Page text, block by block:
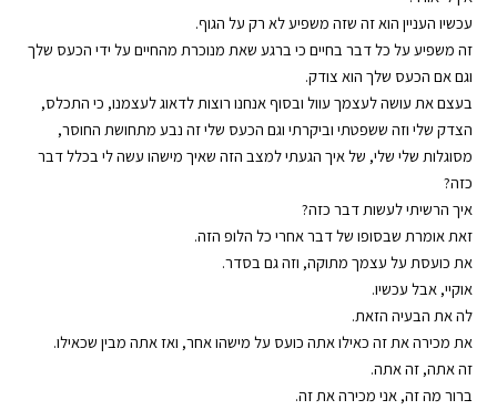
עכשיו העניין הוא זה שזה משפיע לא רק על הגוף.
זה משפיע על כל דבר בחיים כי ברגע שאת מנוכרת מהחיים על ידי הכעס שלך
וגם אם הכעס שלך הוא צודק.
בעצם את עושה לעצמך עוול ובסוף אנחנו רוצות לדאוג לעצמנו, כי התכלס,
הצדק שלי וזה ששפטתי וביקרתי וגם הכעס שלי זה נבע מתחושת החוסר,
מסוגלות שלי שלי, של איך הגעתי למצב הזה שאיך מישהו עשה לי בכלל דבר
כזה?
איך הרשיתי לעשות דבר כזה?
זאת אומרת שבסופו של דבר אחרי כל הלופ הזה.
את כועסת על עצמך מתוקה, וזה גם בסדר.
אוקיי, אבל עכשיו.
לה את הבעיה הזאת.
את מכירה את זה כאילו אתה כועס על מישהו אחר, ואז אתה מבין שכאילו.
זה אתה, זה אתה.
ברור מה זה, אני מכירה את זה.